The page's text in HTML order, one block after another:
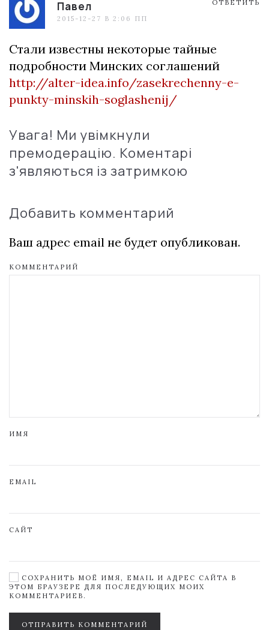
Павел
2015-12-27 В 2:06 ПП
ОТВЕТИТЬ
Стали известны некоторые тайные
подробности Минских соглашений
http://alter-idea.info/zasekrechenny-e-
punkty-minskih-soglashenij/
Увага! Ми увімкнули
премодерацію. Коментарі
з'являються із затримкою
Добавить комментарий
Ваш адрес email не будет опубликован.
КОММЕНТАРИЙ
ИМЯ
EMAIL
САЙТ
СОХРАНИТЬ МОЁ ИМЯ, EMAIL И АДРЕС САЙТА В
ЭТОМ БРАУЗЕРЕ ДЛЯ ПОСЛЕДУЮЩИХ МОИХ
КОММЕНТАРИЕВ.
ОТПРАВИТЬ КОММЕНТАРИЙ